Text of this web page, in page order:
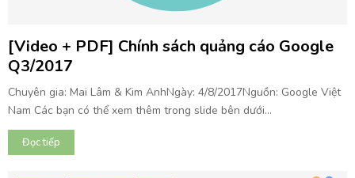
[Video + PDF] Chính sách quảng cáo Google
Q3/2017
Chuyên gia: Mai Lâm & Kim AnhNgày: 4/8/2017Nguồn: Google Việt
Nam Các bạn có thể xem thêm trong slide bên dưới...
Đọc tiếp